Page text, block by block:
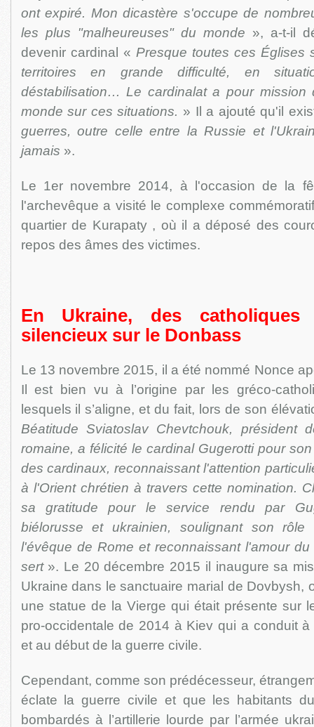
ont expiré. Mon dicastère s'occupe de
les plus "malheureuses" du monde », a-t-il
devenir cardinal « Presque toutes ces Églises
territoires en grande difficulté, en
déstabilisation… Le cardinalat a pour mission
monde sur ces situations. » Il a ajouté qu'il
guerres, outre celle entre la Russie et
jamais ».
Le 1er novembre 2014, à l'occasion de la
l'archevêque a visité le complexe
quartier de Kurapaty , où il a déposé des
repos des âmes des victimes.
En Ukraine, des catholiques
silencieux sur le Donbass
Le 13 novembre 2015, il a été nommé Nonce
Il est bien vu à l’origine par les gréco-
lesquels il s’aligne, et du fait, lors de son
Béatitude Sviatoslav Chevtchouk, président
romaine, a félicité le cardinal Gugerotti pour
des cardinaux, reconnaissant l'attention
à l'Orient chrétien à travers cette nomination.
sa gratitude pour le service rendu par
biélorusse et ukrainien, soulignant son rôle
l'évêque de Rome et reconnaissant l'amour
sert ». Le 20 décembre 2015 il inaugure sa
Ukraine dans le sanctuaire marial de Dovbysh,
une statue de la Vierge qui était présente sur
pro-occidentale de 2014 à Kiev qui a conduit à
et au début de la guerre civile.
Cependant, comme son prédécesseur,
éclate la guerre civile et que les habitants
bombardés à l’artillerie lourde par l’armée